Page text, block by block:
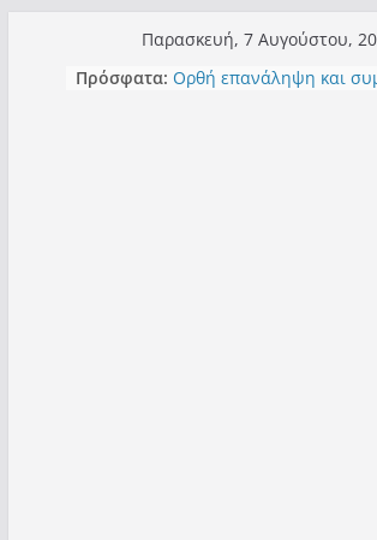
περιεχόμενο
Παρασκευή, 7 Αυγούστου,
Πρόσφατα: Ορθή επανάληψη και